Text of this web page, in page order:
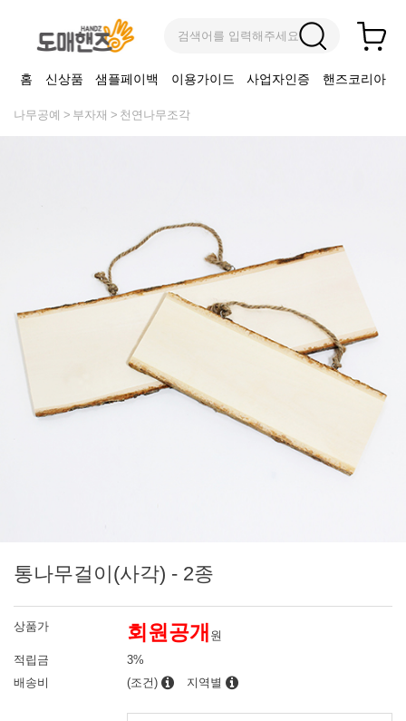
검색어를 입력해주세요
홈 신상품 샘플페이백 이용가이드 사업자인증 핸즈코리아
나무공예 부자재 천연나무조각
통나무걸이(사각) - 2종
상품가 회원공개 원
적립금
3%
배송비
(조건) 지역별